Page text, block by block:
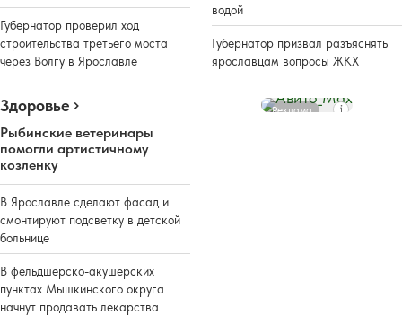
Губернатор проверил ход
строительства третьего моста
через Волгу в Ярославле
водой
Губернатор призвал разъяснять
ярославцам вопросы ЖКХ
Здоровье
Рыбинские ветеринары
помогли артистичному
козленку
В Ярославле сделают фасад и
смонтируют подсветку в детской
больнице
В фельдшерско-акушерских
пунктах Мышкинского округа
начнут продавать лекарства
Реклама